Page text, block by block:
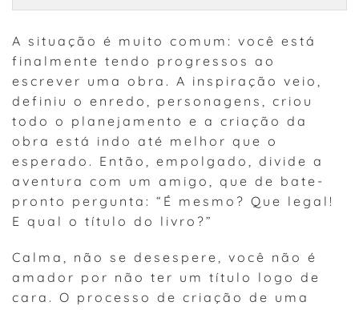
A situação é muito comum: você está
finalmente tendo progressos ao
escrever uma obra. A inspiração veio,
definiu o enredo, personagens, criou
todo o planejamento e a criação da
obra está indo até melhor que o
esperado. Então, empolgado, divide a
aventura com um amigo, que de bate-
pronto pergunta: “É mesmo? Que legal!
E qual o título do livro?”
Calma, não se desespere, você não é
amador por não ter um título logo de
cara. O processo de criação de uma